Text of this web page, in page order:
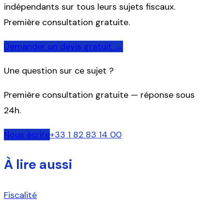
indépendants sur tous leurs sujets fiscaux.
Première consultation gratuite.
Demander un devis gratuit →
Une question sur ce sujet ?
Première consultation gratuite — réponse sous
24h.
Nous écrire+33 1 82 83 14 00
À lire aussi
Fiscalité